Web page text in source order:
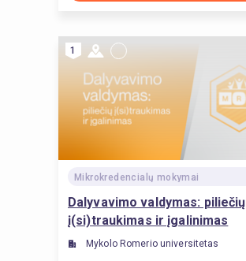
1
Mikrokredencialų mokymai
Dalyvavimo valdymas: piliečių
į(si)traukimas ir įgalinimas
Mykolo Romerio universitetas